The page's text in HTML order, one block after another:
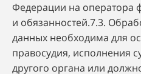
Федерации на оператора
и обязанностей.7.3.
данных необходима для
правосудия, исполнения
другого органа или